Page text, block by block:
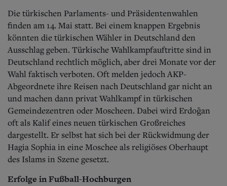
Die türkischen Parlaments- und Präsidentenwahlen
finden am 14. Mai statt. Bei einem knappen Ergebnis
könnten die türkischen Wähler in Deutschland den
Ausschlag geben. Türkische Wahlkampfauftritte sind in
Deutschland rechtlich möglich, aber drei Monate vor der
Wahl faktisch verboten. Oft melden jedoch AKP-
Abgeordnete ihre Reisen nach Deutschland gar nicht an
und machen dann privat Wahlkampf in türkischen
Gemeindezentren oder Moscheen. Dabei wird Erdoğan
oft als Kalif eines neuen türkischen Großreiches
dargestellt. Er selbst hat sich bei der Rückwidmung der
Hagia Sophia in eine Moschee als religiöses Oberhaupt
des Islams in Szene gesetzt.
Erfolge in Fußball-Hochburgen